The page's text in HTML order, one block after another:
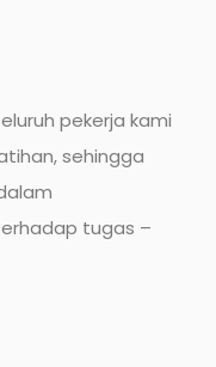
pekerja kami
sehingga
tugas –